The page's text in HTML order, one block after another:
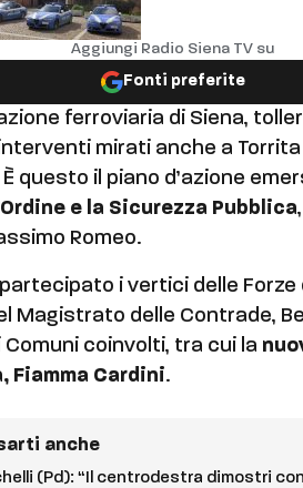
Aggiungi Radio Siena TV su
Fonti preferite
ferroviaria di Siena,
mirati anche a
questo il piano d’azione
e la Sicurezza Pubblica
Romeo.
i vertici delle Forze
Magistrato delle Contrade,
coinvolti, tra cui la
Fiamma Cardini.
anche
(Pd): “Il centrodestra dimostri